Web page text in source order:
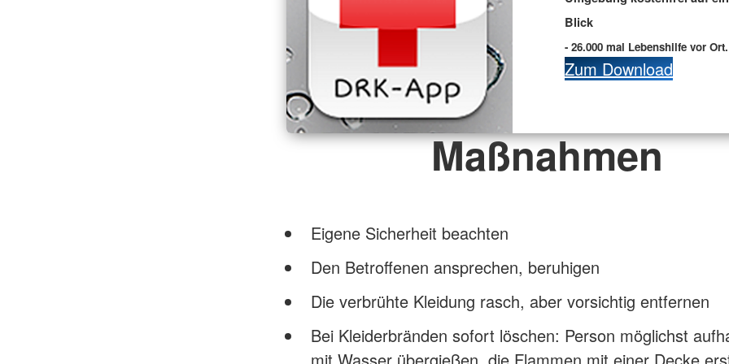
Blick
- 26.000 mal Lebenshilfe vor Ort.
Zum Download
Maßnahmen
Eigene Sicherheit beachten
Den Betroffenen ansprechen, beruhigen
Die verbrühte Kleidung rasch, aber vorsichtig entfernen
Bei Kleiderbränden sofort löschen: Person möglichst